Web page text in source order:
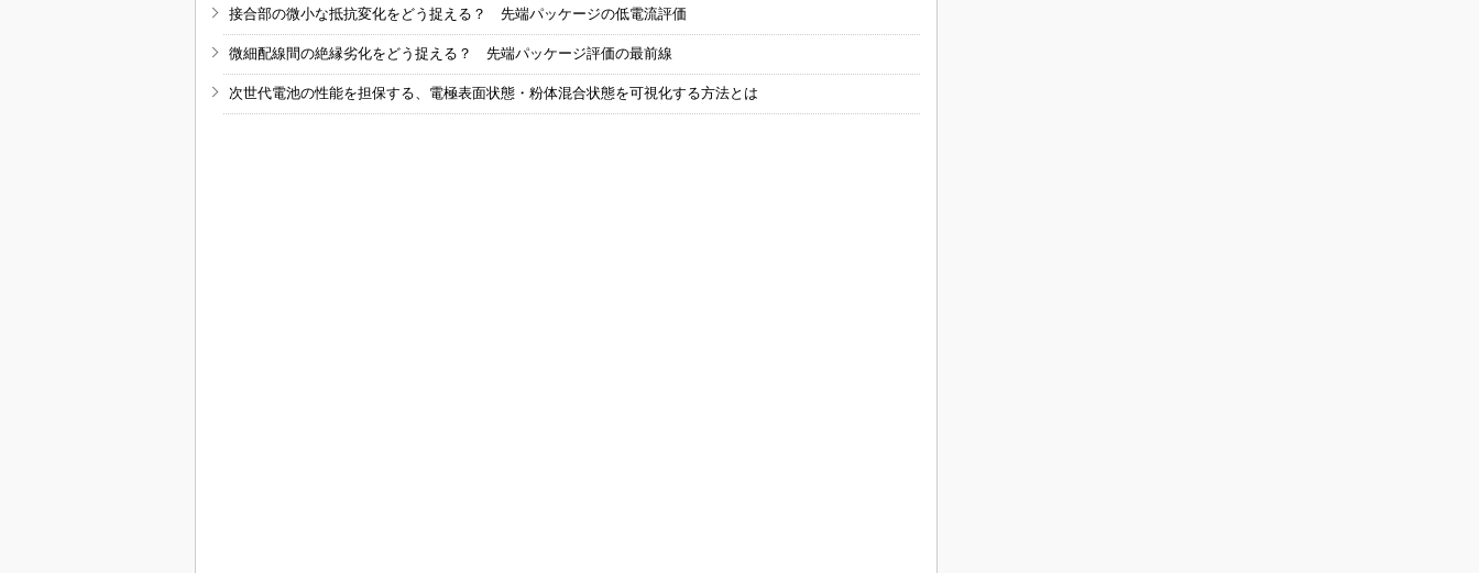
接合部の微小な抵抗変化をどう捉える？ 先端パッケージの低電流評価
微細配線間の絶縁劣化をどう捉える？ 先端パッケージ評価の最前線
次世代電池の性能を担保する、電極表面状態・粉体混合状態を可視化する方法とは